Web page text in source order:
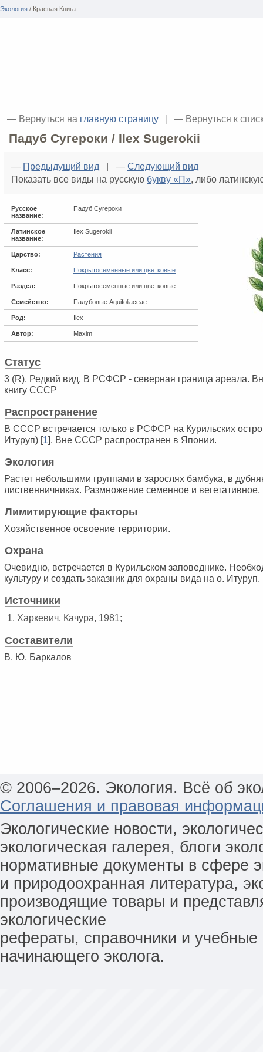
Экология / Красная Книга
— Вернуться на главную страницу | — Вернуться к
Падуб Сугероки / Ilex Sugerokii
— Предыдущий вид | — Следующий вид
Показать все виды на русскую букву «П», либо
Русское
название:
Падуб Сугероки
Латинское
название:
Ilex Sugerokii
Царство: Растения
Класс: Покрытосеменные или цветковые
Раздел: Покрытосеменные или цветковые
Семейство: Падубовые Aquifoliaceae
Род: Ilex
Автор: Maxim
Статус
3 (R). Редкий вид. В РСФСР - северная граница ареала.
книгу СССР
Распространение
В СССР встречается только в РСФСР на Курильских
Итуруп) [1]. Вне СССР распространен в Японии.
Экология
Растет небольшими группами в зарослях бамбука, в
лиственничниках. Размножение семенное и вегетативное.
Лимитирующие факторы
Хозяйственное освоение территории.
Охрана
Очевидно, встречается в Курильском заповеднике.
культуру и создать заказник для охраны вида на о. Итуруп.
Источники
1. Харкевич, Качура, 1981;
Составители
В. Ю. Баркалов
© 2006–2026. Экология. Всё об
Соглашения и правовая
Экологические новости,
экологическая галерея, блоги
нормативные документы в сфере
и природоохранная литература,
производящие товары и
экологические
рефераты, справочники и
начинающего эколога.